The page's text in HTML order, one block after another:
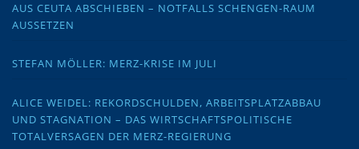
AUS CEUTA ABSCHIEBEN – NOTFALLS SCHENGEN-RAUM
AUSSETZEN
STEFAN MÖLLER: MERZ-KRISE IM JULI
ALICE WEIDEL: REKORDSCHULDEN, ARBEITSPLATZABBAU
UND STAGNATION – DAS WIRTSCHAFTSPOLITISCHE
TOTALVERSAGEN DER MERZ-REGIERUNG